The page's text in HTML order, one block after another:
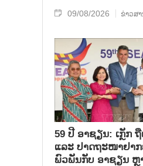
09/08/2026 ຂ່າວສາ
59 ປີ ອາຊຽນ: ເກຼັກ
ແລະ ປາດຖະໜາຢາ
ພົວພັນກັບ ອາຊຽນ ຫຼ